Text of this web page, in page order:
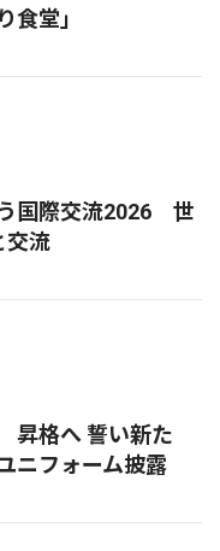
食堂」
国際交流2026 世
交流
格へ 誓い新た
ニフォーム披露